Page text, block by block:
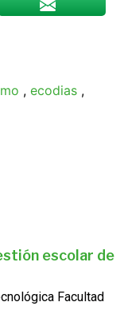
, ecodias ,
escolar de
Facultad